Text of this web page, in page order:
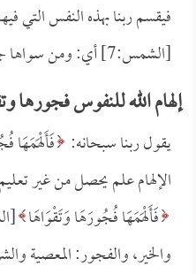
فيقسم ربنا بهذه النفس التي
[الشمس:7] أي: ومن سواها جل جلاله أو وتسويتها.
إلهام الله للنفوس فجورها
يقول ربنا سبحانه: فَأَلْهَمَهَا
الإلهام علم يحصل من غير
فَأَلْهَمَهَا فُجُورَهَا وَتَقْوَاهَا
والخير، والفجور: المعصية